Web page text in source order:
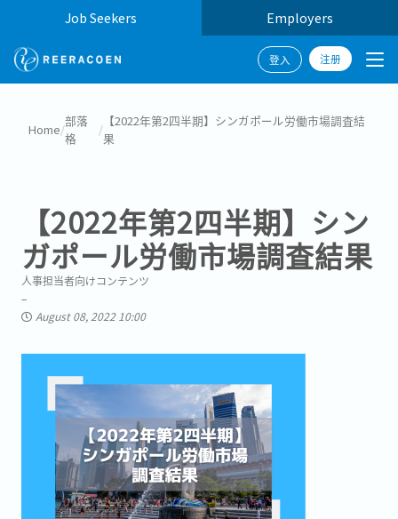
Job Seekers Employers
登入 注册
Home/
部落
格
/
【2022年第2四半期】シンガポール労働市場調査結
果
【2022年第2四半期】シン
ガポール労働市場調査結果
人事担当者向けコンテンツ
August 08, 2022 10:00